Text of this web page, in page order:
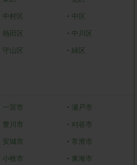
中村区 ・ 中区
熱田区 ・ 中川区
守山区 ・ 緑区
一宮市 ・瀬戸市
豊川市 ・ 刈谷市
安城市 ・ 常滑市
小牧市 ・ 東海市